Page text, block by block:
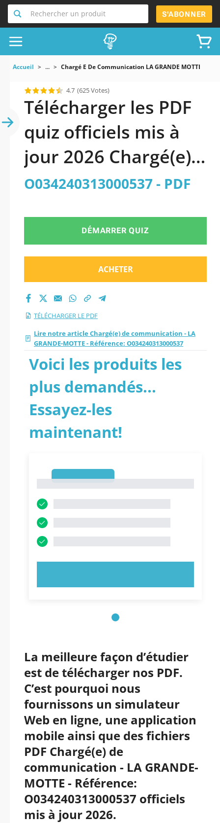
Rechercher un produit S'ABONNER
Accueil ... Chargé E De Communication LA GRANDE MOTTE
4.7 (625 Votes)
Télécharger les PDF
quiz officiels mis à
jour 2026 Chargé(e)
de communication -
Référence:
O034240313000537.
O034240313000537 - PDF
DÉMARRER QUIZ
ACHETER
TÉLÉCHARGER LE PDF
Lire notre article Chargé(e) de communication - LA
GRANDE-MOTTE - Référence: O034240313000537
Voici les produits les
plus demandés...
Essayez-les
maintenant!
La meilleure façon d’étudier
est de télécharger nos PDF.
C’est pourquoi nous
fournissons un simulateur
Web en ligne, une application
mobile ainsi que des fichiers
PDF Chargé(e) de
communication - LA GRANDE-
MOTTE - Référence:
O034240313000537 officiels
mis à jour 2026.